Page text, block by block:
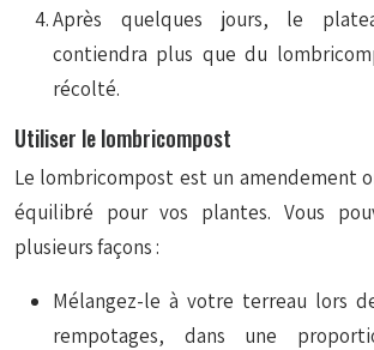
Après quelques jours, le
contiendra plus que du
récolté.
Utiliser le lombricompost
Le lombricompost est un amendement
équilibré pour vos plantes. Vous
plusieurs façons :
Mélangez-le à votre terreau lors
rempotages, dans une